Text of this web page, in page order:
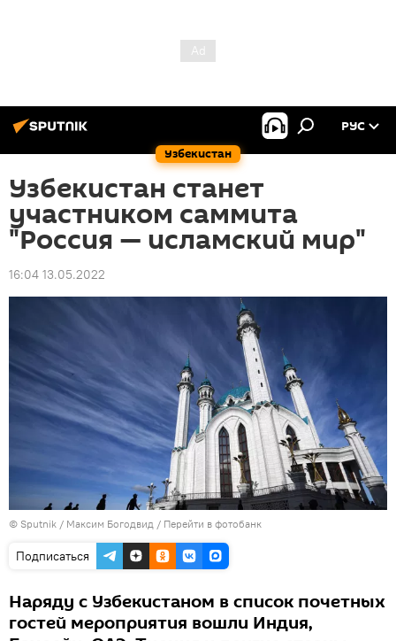
Узбекистан
РУС
Узбекистан станет
участником саммита
"Россия — исламский мир"
16:04 13.05.2022
© Sputnik / Максим Богодвид / Перейти в фотобанк
Подписаться
Наряду с Узбекистаном в список почетных
гостей мероприятия вошли Индия,